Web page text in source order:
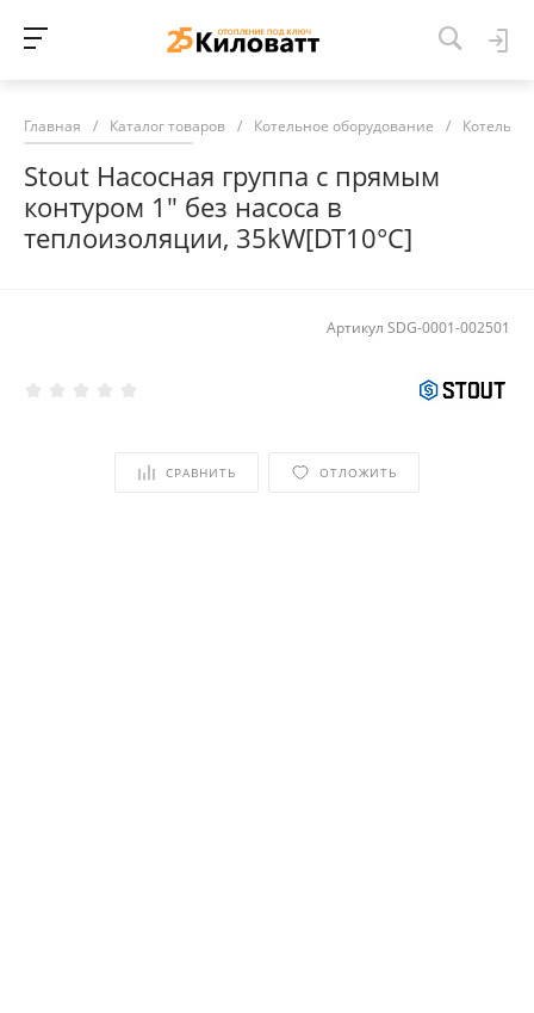
Главная / Каталог товаров / Котельное оборудование /
Stout Насосная группа с прямым
контуром 1" без насоса в
теплоизоляции, 35kW[DT10°C]
Артикул SDG-0001-002501
СРАВНИТЬ ОТЛОЖИТЬ